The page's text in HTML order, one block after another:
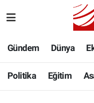
Gündem Dünya
Politika Eğitim
Eğitim
Asayiş
Hava Durumu
Namaz Vakitleri